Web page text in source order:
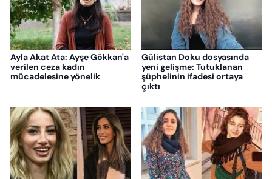
Ayla Akat Ata: Ayşe Gökkan'a
verilen ceza kadın
mücadelesine yönelik
Gülistan Doku dosyasında
yeni gelişme: Tutuklanan
şüphelinin ifadesi ortaya
çıktı